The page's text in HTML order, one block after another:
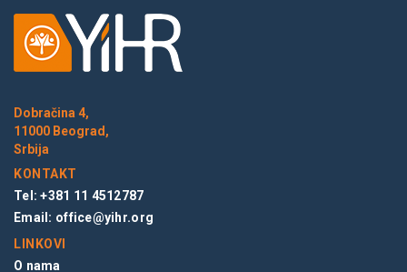
Dobračina 4,
11000 Beograd,
Srbija
KONTAKT
Tel: +381 11 4512787
Email: office@yihr.org
LINKOVI
O nama